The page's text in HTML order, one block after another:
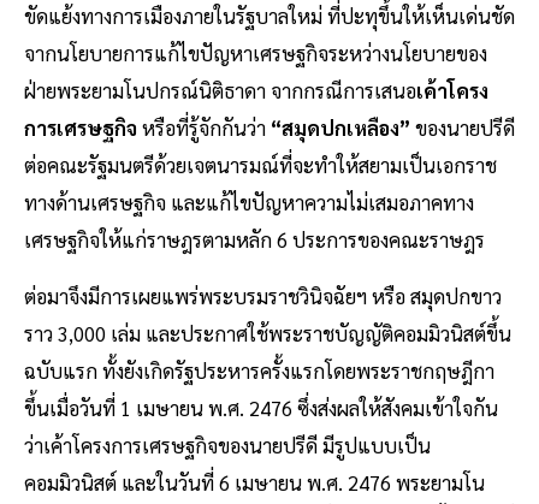
ขัดแย้งทางการเมืองภายในรัฐบาลใหม่ ที่ปะทุขึ้นให้เห็นเด่นชัด
จากนโยบายการแก้ไขปัญหาเศรษฐกิจระหว่างนโยบายของ
ฝ่ายพระยามโนปกรณ์นิติธาดา จากกรณีการเสนอเค้าโครง
การเศรษฐกิจ หรือที่รู้จักกันว่า “สมุดปกเหลือง” ของนายปรีดี
ต่อคณะรัฐมนตรีด้วยเจตนารมณ์ที่จะทำให้สยามเป็นเอกราช
ทางด้านเศรษฐกิจ และแก้ไขปัญหาความไม่เสมอภาคทาง
เศรษฐกิจให้แก่ราษฎรตามหลัก 6 ประการของคณะราษฎร
ต่อมาจึงมีการเผยแพร่พระบรมราชวินิจฉัยฯ หรือ สมุดปกขาว
ราว 3,000 เล่ม และประกาศใช้พระราชบัญญัติคอมมิวนิสต์ขึ้น
ฉบับแรก ทั้งยังเกิดรัฐประหารครั้งแรกโดยพระราชกฤษฎีกา
ขึ้นเมื่อวันที่ 1 เมษายน พ.ศ. 2476 ซึ่งส่งผลให้สังคมเข้าใจกัน
ว่าเค้าโครงการเศรษฐกิจของนายปรีดี มีรูปแบบเป็น
คอมมิวนิสต์ และในวันที่ 6 เมษายน พ.ศ. 2476 พระยามโน